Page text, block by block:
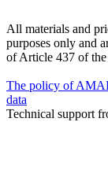
All materials and
purposes only and
of Article 437 of
The policy of
data
Technical support